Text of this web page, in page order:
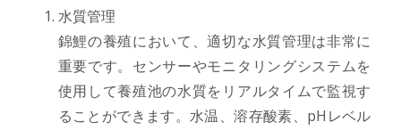
水質管理
錦鯉の養殖において、適切な水質管理は非常に
重要です。センサーやモニタリングシステムを
使用して養殖池の水質をリアルタイムで監視す
ることができます。水温、溶存酸素、pHレベル